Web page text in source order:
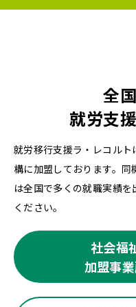
全
就労支
就労移行支援ラ・レコル
構に加盟しております。
は全国で多くの就職実績
ください。
社会福
加盟事